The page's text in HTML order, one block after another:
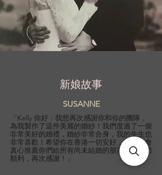
新娘故事
SUSANNE
「Kelly 你好：我想再次感謝你和你的團隊，
為我製作了這件美麗的婚紗！我們度過了一個
非常美好的婚禮，婚紗非常合身，我的先生也
非常喜歡！希望你在香港一切安好，我一定會
真心推薦你們給所有尚未結婚的朋友！祝一切
順利，再次感謝！」